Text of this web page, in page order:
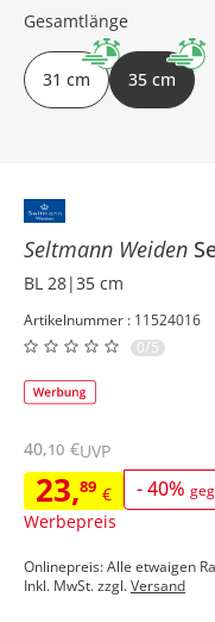
Seltmann Weiden
BL 28|35 cm
Artikelnummer : 11524016
0/5
23,89 € -40%
Werbepreis
40,10 €UVP
Onlinepreis: Alle etwaigen
Inkl. MwSt. zzgl.Versand
Gesamtlänge
31 cm 35 cm